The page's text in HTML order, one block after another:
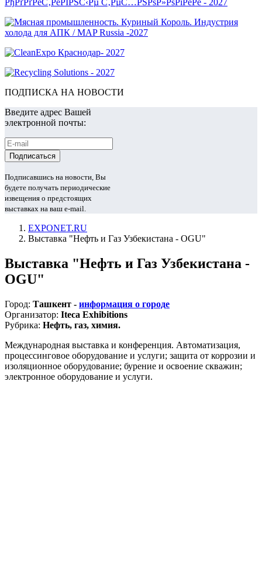
ПОДПИСКА НА НОВОСТИ
Введите адрес Вашей
электронной почты:
Подписавшись на новости, Вы
будете получать периодические
извещения о предстоящих
выставках на ваш e-mail.
EXPONET.RU
Выставка "Нефть и Газ Узбекистана - OGU"
Выставка "Нефть и Газ Узбекистана -
OGU"
Город: Ташкент - информация о городе
Организатор: Iteca Exhibitions
Рубрика: Нефть, газ, химия.
Международная выставка и конференция. Автоматизация,
процессинговое оборудование и услуги; защита от коррозии и
изоляционное оборудование; бурение и освоение скважин;
электронное оборудование и услуги.